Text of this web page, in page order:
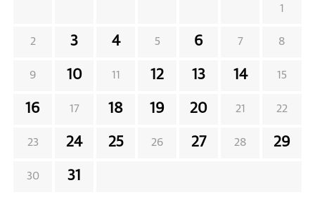
1
2 3 4 5 6 7 8
9 10 11 12 13 14 15
16 17 18 19 20 21 22
23 24 25 26 27 28 29
30 31